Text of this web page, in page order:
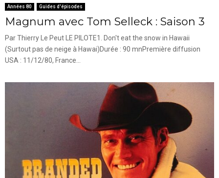
Années 80 Guides d'épisodes
Magnum avec Tom Selleck : Saison 3
Par Thierry Le Peut LE PILOTE1. Don't eat the snow in Hawaii
(Surtout pas de neige à Hawai)Durée : 90 mnPremière diffusion
USA : 11/12/80, France...